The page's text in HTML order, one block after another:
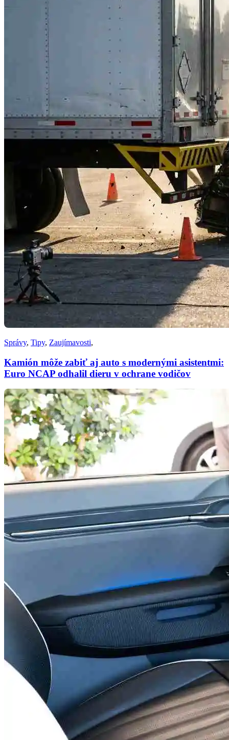
Správy, Tipy, Zaujímavosti,
Kamión môže zabiť aj auto s modernými asistentmi:
Euro NCAP odhalil dieru v ochrane vodičov